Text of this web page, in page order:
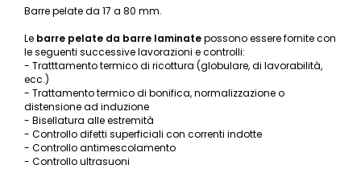
Barre pelate da 17 a 80 mm.
Le barre pelate da barre laminatepossono essere fornite con
le seguenti successive lavorazioni e controlli:
- Tratttamento termico di ricottura (globulare, di lavorabilità,
ecc.)
- Trattamento termico di bonifica, normalizzazione o
distensione ad induzione
- Bisellatura alle estremità
- Controllo difetti superficiali con correnti indotte
- Controllo antimescolamento
- Controllo ultrasuoni